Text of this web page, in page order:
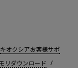
キオクシアお客様サポ
リダウンロード